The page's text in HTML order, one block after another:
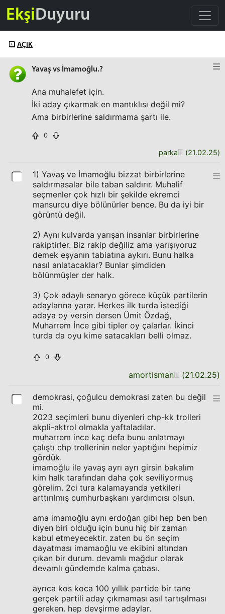
EkşiDuyuru
AÇIK
Yavaş vs İmamoğlu.?
Ana muhalefet için.
İki aday çıkarmak en mantıklısı değil mi?
Ama birbirlerine saldırmama şartı ile.
0
parka (21.02.25)
1) Yavaş ve İmamoğlu bizzat birbirlerine
saldırmasalar bile taban saldırır. Muhalif
seçmenler çok hızlı bir şekilde ekremci
mansurcu diye bölünürler bence. Bu da iyi bir
görüntü değil.
2) Aynı kulvarda yarışan insanlar birbirlerine
rakiptirler. Biz rakip değiliz ama yarışıyoruz
demek eşyanın tabiatına aykırı. Bunu halka
nasıl anlatacaklar? Bunlar şimdiden
bölünmüşler der halk.
3) Çok adaylı senaryo görece küçük partilerin
adaylarına yarar. Herkes ilk turda istediği
adaya oy versin dersen Ümit Özdağ,
Muharrem İnce gibi tipler oy çalarlar. İkinci
turda da oyu kime satacakları belli olmaz.
0
amortisman (21.02.25)
demokrasi, çoğulcu demokrasi zaten bu değil
mi.
2023 seçimleri bunu diyenleri chp-kk trolleri
akpli-aktrol olmakla yaftaladılar.
muharrem ince kaç defa bunu anlatmayı
çalıştı chp trollerinin neler yaptığını hepimiz
gördük.
imamoğlu ile yavaş ayrı ayrı girsin bakalım
kim halk tarafından daha çok seviliyormuş
görelim. 2ci tura kalamayanda yetkileri
arttırılmış cumhurbaşkanı yardımcısı olsun.
ama imamoğlu aynı erdoğan gibi hep ben ben
diyen biri olduğu için bunu hiç bir zaman
kabul etmeyecektir. zaten bu ön seçim
dayatması imamaoğlu ve ekibini altından
çıkan bir durum. devamlı mağdur olarak
devamlı gündemde kalma çabası.
ayrıca kos koca 100 yıllık partide bir tane
gerçek partili aday çıkmaması asıl tartışılması
gereken. hep devşirme adaylar.